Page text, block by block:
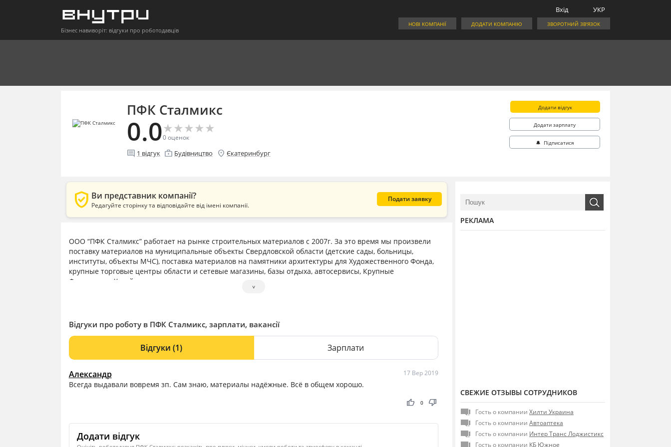
Бізнес навиворіт: відгуки про роботодавців
УКР
Вхід
ЗВОРОТНИЙ ЗВ'ЯЗОК
ДОДАТИ КОМПАНІЮ
НОВІ КОМПАНІЇ
ПФК Сталмикс
0.0★
★★
★★
★★
★★
★
0оценок
comment 1 відгук enterprise Будівництво location_on Єкатеринбург
Додати відгук
Додати зарплату
🔔 Підписатися
verified_user Ви представник компанії?
Редагуйте сторінку та відповідайте від імені компанії.
Подати заявку
ООО “ПФК Сталмикс” работает на рынке строительных материалов с 2007г. За это время мы произвели
поставку материалов на муниципальные объекты Свердловской области (детские сады, больницы,
институты, объекты МЧС), поставка материалов на памятники архитектуры для Художественного Фонда,
крупные торговые центры области и сетевые магазины, базы отдыха, автосервисы, Крупные
Фермерские Хозяйства.
˅
Відгуки про роботу в ПФК Сталмикс, зарплати, вакансії
Відгуки(1) Зарплати
Александр 17 Вер 2019
Всегда выдавали вовремя зп. Сам знаю, материалы надёжные. Всё в общем хорошо.
thumb_up thumb_down
0
Додати відгук
РЕКЛАМА
СВЕЖИЕ ОТЗЫВЫ СОТРУДНИКОВ
Гость о компании Хилти Украина
Гость о компании Автоаптека
Гость о компании Интер Транс Лоджистикс
Гость о компании КБ Южное